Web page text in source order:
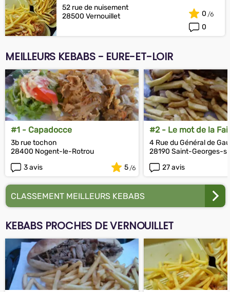
52 rue de nuisement
28500 Vernouillet
0
0
MEILLEURS KEBABS - EURE-ET-LOIR
#1 - Capadocce
3b rue tochon
28400 Nogent-le-Rotrou
3 avis
5
#2 - Le mot de la
4 Rue du Général de
28190 Saint-Georges-
27 avis
CLASSEMENT MEILLEURS KEBABS
KEBABS PROCHES DE VERNOUILLET